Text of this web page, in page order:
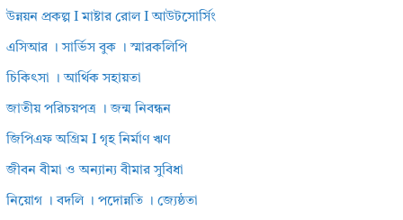
উন্নয়ন প্রকল্প I মাষ্টার রোল I আউটসোর্সিং
এসিআর । সার্ভিস বুক । স্মারকলিপি
চিকিৎসা । আর্থিক সহায়তা
জাতীয় পরিচয়পত্র । জন্ম নিবন্ধন
জিপিএফ অগ্রিম I গৃহ নির্মাণ ঋণ
জীবন বীমা ও অন্যান্য বীমার সুবিধা
নিয়োগ । বদলি । পদোন্নতি । জ্যেষ্ঠতা